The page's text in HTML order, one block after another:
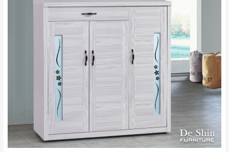
＊A108產品另收運費
台北
雙溪、貢寮、烏
來、平溪、九份、
石門、林口 下福
里、新店山區、三
峽山區、石碇、坪
林、福隆、淡水山
區、北投湖山路、
深坑山區
$ 9,000以上：免
地區恕無法提供運送 (詳見運送規章)。
配送範圍：
苗栗至基隆；其它地區暫不開放，如因特殊
地型限制(山區、鄉、鎮、村)、樓梯太小、無
法搬運上樓等因素，導致無法配送，本公司
保有出貨的權利。
保護物流人員的工作安全，賣家無提供吊掛
服務，若需以吊車或其他的吊掛方式吊運，
費用將由買方自行支付。
因大型傢俱有組裝、配送的問題，並非一般